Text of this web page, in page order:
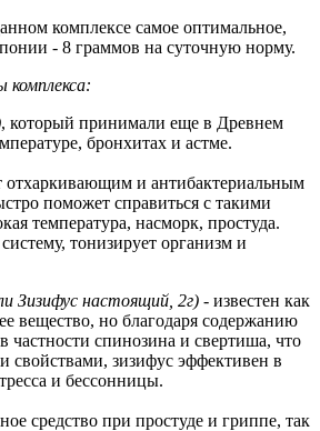
комплексе самое оптимальное,
- 8 граммов на суточную норму.
, который принимали еще в Древнем
бронхитах и астме.
отхаркивающим и антибактериальным
поможет справиться с такими
температура, насморк, простуда.
тонизирует организм и
Зизифус настоящий, 2г) - известен как
вещество, но благодаря содержанию
частности спинозина и свертиша, что
свойствами, зизифус эффективен в
и бессонницы.
средство при простуде и гриппе, так